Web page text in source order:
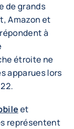
de grands
Amazon et
à
étroite ne
apparues lors
et
représentent